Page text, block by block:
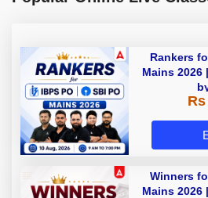
Rankers
Mains 2026
Winners
Mains 2026